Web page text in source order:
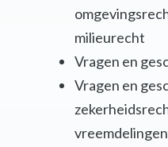
milieurecht
Vragen en
Vragen en